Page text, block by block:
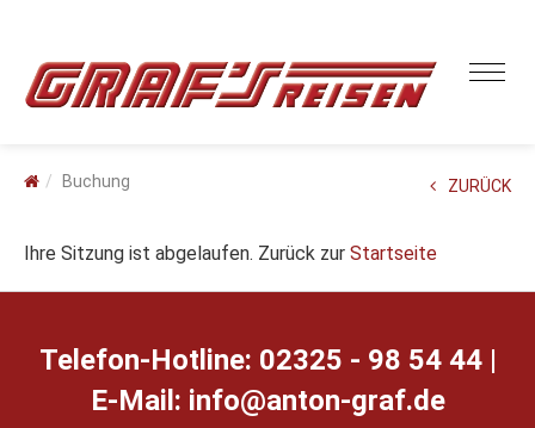
Buchung ZURÜCK
Ihre Sitzung ist abgelaufen. Zurück zur Startseite
Telefon-Hotline: 02325 - 98 54 44 |
E-Mail: ed.farg-notna@ofni